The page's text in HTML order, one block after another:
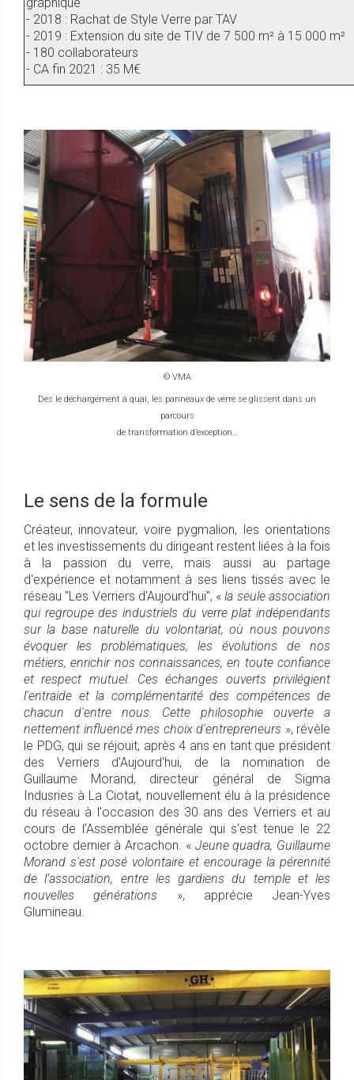
- 2018 : Rachat de Style Verre par TAV
- 2019 : Extension du site de TIV de 7 500 m² à 15 000 m²
- 180 collaborateurs
- CA fin 2021 : 35 M€
© VMA
Dès le déchargement à quai, les panneaux de verre se glissent dans un
parcours
de transformation d’exception…
Le sens de la formule
Créateur, innovateur, voire pygmalion, les orientations
et les investissements du dirigeant restent liées à la fois
à la passion du verre, mais aussi au partage
d'expérience et notamment à ses liens tissés avec le
réseau "Les Verriers d'Aujourd'hui", «la seule association
qui regroupe des industriels du verre plat indépendants
sur la base naturelle du volontariat, où nous pouvons
évoquer les problématiques, les évolutions de nos
métiers, enrichir nos connaissances, en toute confiance
et respect mutuel. Ces échanges ouverts privilégient
l'entraide et la complémentarité des compétences de
chacun d'entre nous. Cette philosophie ouverte a
nettement influencé mes choix d'entrepreneurs », révèle
le PDG, qui se réjouit, après 4 ans en tant que président
des Verriers d'Aujourd'hui, de la nomination de
Guillaume Morand, directeur général de Sigma
Indusries à La Ciotat, nouvellement élu à la présidence
du réseau à l'occasion des 30 ans des Verriers et au
cours de l'Assemblée générale qui s'est tenue le 22
octobre dernier à Arcachon. « Jeune quadra, Guillaume
Morand s'est posé volontaire et encourage la pérennité
de l’association, entre les gardiens du temple et les
nouvelles générations », apprécie Jean-Yves
Glumineau.